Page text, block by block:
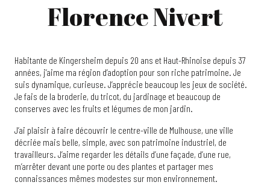
Florence Nivert
Habitante de Kingersheim depuis 20 ans et Haut-Rhinoise depuis 37
années, j’aime ma région d’adoption pour son riche patrimoine. Je
suis dynamique, curieuse. J’apprécie beaucoup les jeux de société.
Je fais de la broderie, du tricot, du jardinage et beaucoup de
conserves avec les fruits et légumes de mon jardin.
J’ai plaisir à faire découvrir le centre-ville de Mulhouse, une ville
décriée mais belle, simple, avec son patrimoine industriel, de
travailleurs. J’aime regarder les détails d’une façade, d’une rue,
m’arrêter devant une porte ou des plantes et partager mes
connaissances mêmes modestes sur mon environnement.